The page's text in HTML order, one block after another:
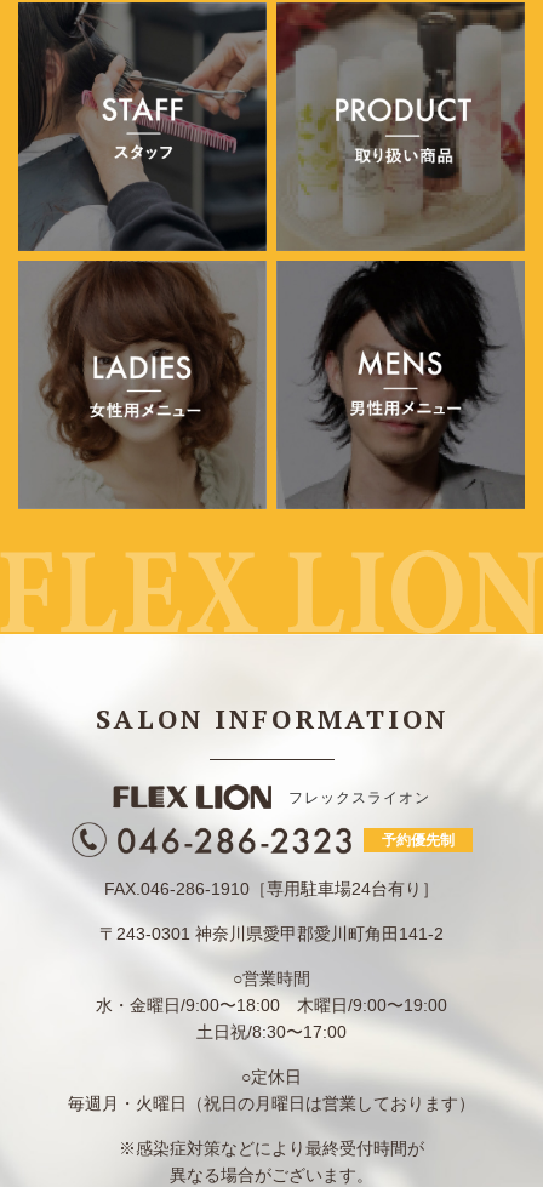
SALON INFORMATION
フレックスライオン
予約優先制
FAX.046-286-1910［専用駐車場24台有り］
〒243-0301 神奈川県愛甲郡愛川町角田141-2
○営業時間
水・金曜日/9:00〜18:00 木曜日/9:00〜19:00
土日祝/8:30〜17:00
○定休日
毎週月・火曜日（祝日の月曜日は営業しております）
※感染症対策などにより最終受付時間が
異なる場合がございます。